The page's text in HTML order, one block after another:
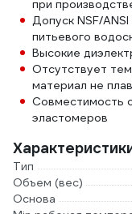
при
Допуск NSF/
питьевого
Высокие
Отсутствует
материал не
Совместимость
эластомеров
Тип
Объем (вес)
Основа